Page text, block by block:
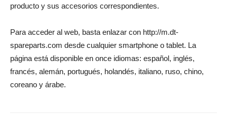
producto y sus accesorios correspondientes.
Para acceder al web, basta enlazar con http://m.dt-
spareparts.com desde cualquier smartphone o tablet. La
página está disponible en once idiomas: español, inglés,
francés, alemán, portugués, holandés, italiano, ruso, chino,
coreano y árabe.